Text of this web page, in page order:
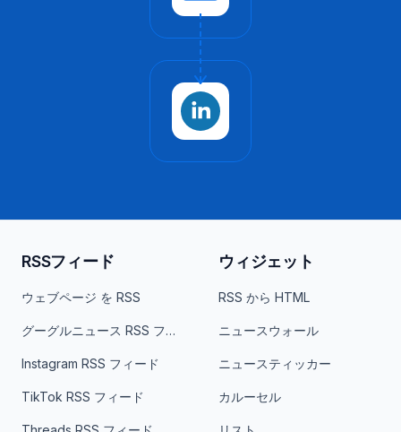
RSSフィード
ウェブページ を RSS
グーグルニュース RSS フィード
Instagram RSS フィード
TikTok RSS フィード
ウィジェット
RSS から HTML
ニュースウォール
ニュースティッカー
カルーセル